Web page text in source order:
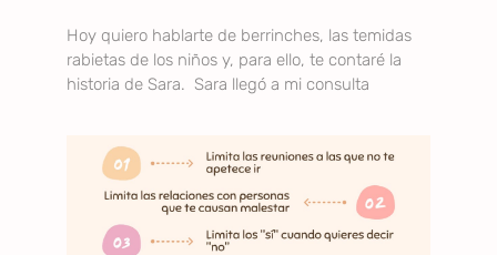
Hoy quiero hablarte de berrinches, las temidas
rabietas de los niños y, para ello, te contaré la
historia de Sara. Sara llegó a mi consulta